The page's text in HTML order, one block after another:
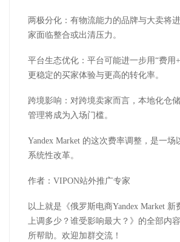
两极分化：有物流能力的品牌与大卖将
家面临整合或出清压力。
平台生态优化：平台可能进一步用“费用
更稳定的买家体验与更高的转化率。
跨境影响：对跨境卖家而言，本地化仓
管理将成为入场门槛。
Yandex Market 的这次费率调整，是一场
系统性改革。
作者：VIPON站外推广专家
以上就是《俄罗斯电商Yandex Market
上调多少？谁受影响最大？》的全部内
所帮助。欢迎加群交流！